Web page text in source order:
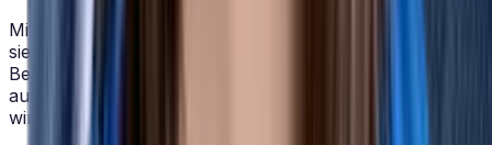
Mit HRlab gestalten Sie Ihre HR-Prozesse genau so, wie
sie zu Ihrem Unternehmen passen. Ob individuelle
Bewerbungsabläufe, klare Regeln für Reisekosten oder
automatisierte Workflows:
wir liefern die Flexibilität.